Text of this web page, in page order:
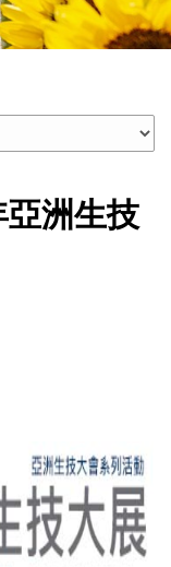
亞洲生技